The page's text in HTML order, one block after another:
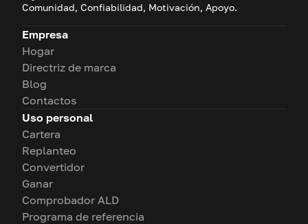
Comunidad, Confiabilidad, Motivación, Apoyo.
Empresa
Hogar
Directriz de marca
Blog
Contactos
Uso personal
Cartera
Replanteo
Convertidor
Ganar
Comprobador ALD
Programa de referencia